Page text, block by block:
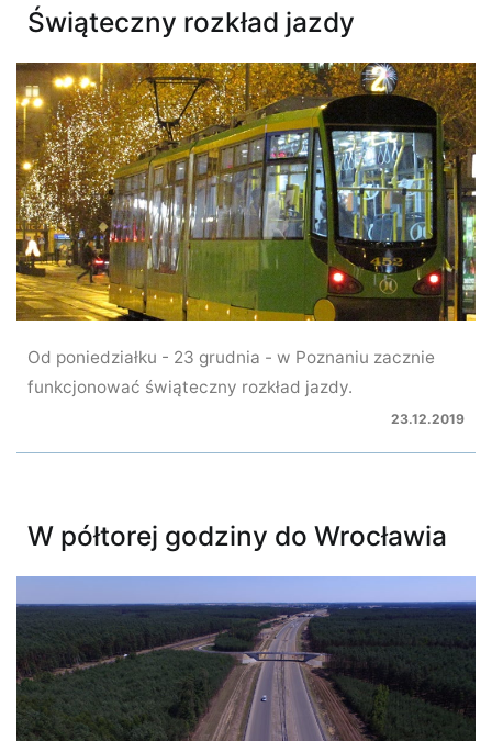
Świąteczny rozkład jazdy
Od poniedziałku - 23 grudnia - w Poznaniu zacznie
funkcjonować świąteczny rozkład jazdy.
23.12.2019
W półtorej godziny do Wrocławia